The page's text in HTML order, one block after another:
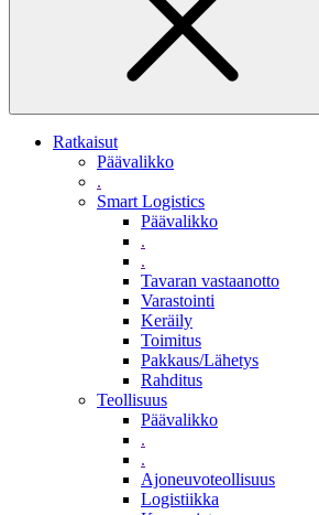
Ratkaisut
Päävalikko
.
Smart Logistics
Päävalikko
.
.
Tavaran vastaanotto
Varastointi
Keräily
Toimitus
Pakkaus/Lähetys
Rahditus
Teollisuus
Päävalikko
.
.
Ajoneuvoteollisuus
Logistiikka